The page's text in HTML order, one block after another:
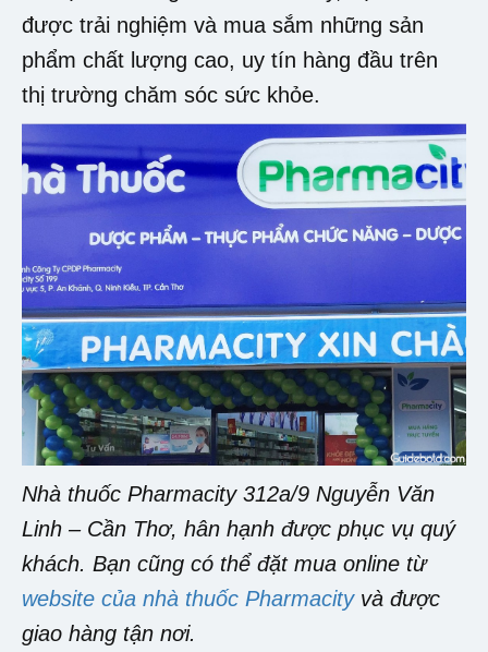
được trải nghiệm và mua sắm những sản
phẩm chất lượng cao, uy tín hàng đầu trên
thị trường chăm sóc sức khỏe.
Nhà thuốc Pharmacity 312a/9 Nguyễn Văn
Linh – Cần Thơ, hân hạnh được phục vụ quý
khách. Bạn cũng có thể đặt mua online từ
website của nhà thuốc Pharmacityvà được
giao hàng tận nơi.